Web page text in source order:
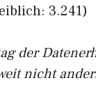
3.241)
der
nicht